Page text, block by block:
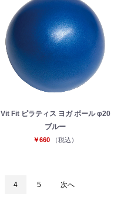
Vit Fit ピラティス ヨガ ボール φ20
ブルー
￥660 （税込）
4 5 次へ